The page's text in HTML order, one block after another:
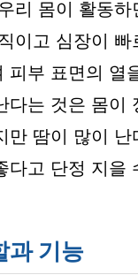
리 몸이 활동
이고 심장이
피부 표면의 열
다는 것은 몸이
만 땀이 많이
다고 단정 지을
과 기능